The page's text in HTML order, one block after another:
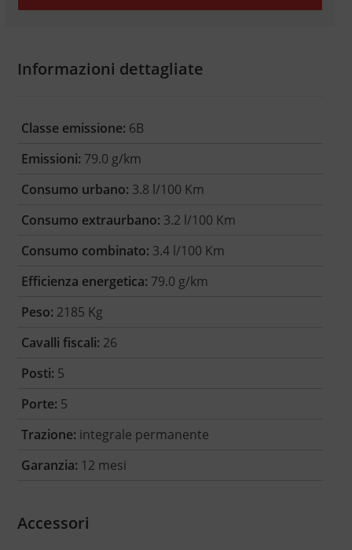
Informazioni dettagliate
Classe emissione: 6B
Emissioni: 79.0 g/km
Consumo urbano: 3.8 l/100 Km
Consumo extraurbano: 3.2 l/100 Km
Consumo combinato: 3.4 l/100 Km
Efficienza energetica: 79.0 g/km
Peso: 2185 Kg
Cavalli fiscali: 26
Posti: 5
Porte: 5
Trazione: integrale permanente
Garanzia: 12 mesi
Accessori